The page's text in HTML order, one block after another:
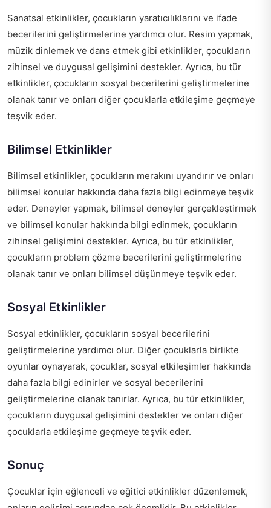
Sanatsal etkinlikler, çocukların yaratıcılıklarını ve ifade
becerilerini geliştirmelerine yardımcı olur. Resim yapmak,
müzik dinlemek ve dans etmek gibi etkinlikler, çocukların
zihinsel ve duygusal gelişimini destekler. Ayrıca, bu tür
etkinlikler, çocukların sosyal becerilerini geliştirmelerine
olanak tanır ve onları diğer çocuklarla etkileşime geçmeye
teşvik eder.
Bilimsel Etkinlikler
Bilimsel etkinlikler, çocukların merakını uyandırır ve onları
bilimsel konular hakkında daha fazla bilgi edinmeye teşvik
eder. Deneyler yapmak, bilimsel deneyler gerçekleştirmek
ve bilimsel konular hakkında bilgi edinmek, çocukların
zihinsel gelişimini destekler. Ayrıca, bu tür etkinlikler,
çocukların problem çözme becerilerini geliştirmelerine
olanak tanır ve onları bilimsel düşünmeye teşvik eder.
Sosyal Etkinlikler
Sosyal etkinlikler, çocukların sosyal becerilerini
geliştirmelerine yardımcı olur. Diğer çocuklarla birlikte
oyunlar oynayarak, çocuklar, sosyal etkileşimler hakkında
daha fazla bilgi edinirler ve sosyal becerilerini
geliştirmelerine olanak tanırlar. Ayrıca, bu tür etkinlikler,
çocukların duygusal gelişimini destekler ve onları diğer
çocuklarla etkileşime geçmeye teşvik eder.
Sonuç
Çocuklar için eğlenceli ve eğitici etkinlikler düzenlemek,